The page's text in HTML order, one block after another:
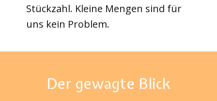
Stückzahl. Kleine Mengen sind für
uns kein Problem.
Der gewagte Blick